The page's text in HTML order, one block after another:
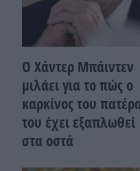
Ο Χάντερ Μπάιντεν
μιλάει για το πώς ο
καρκίνος του
του έχει εξαπλωθεί
στα οστά